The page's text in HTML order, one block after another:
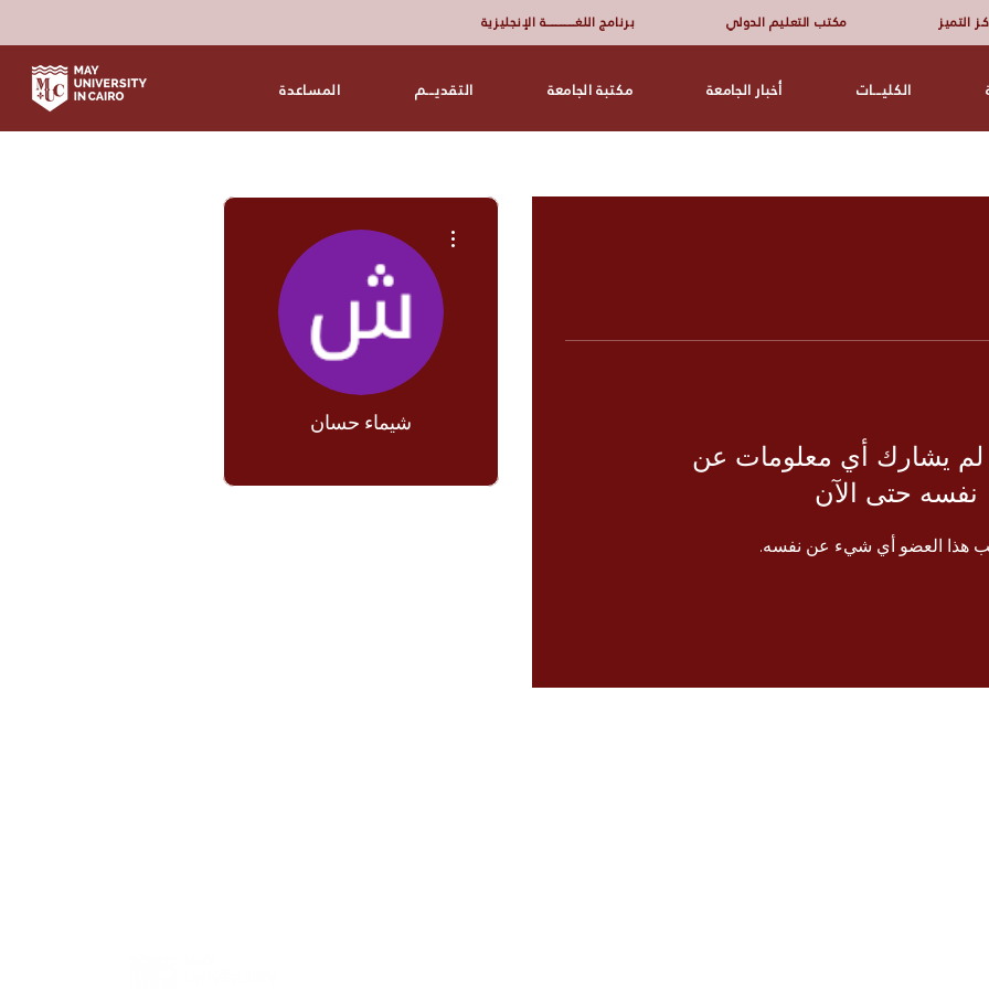
برنامج اللغــــــــــــــــة الإنجليزية مكتب التعليم الدولي التميز
المساعدة التقديـــم مكتبة الجامعة أخبار الجامعة الكليـــات
لم يشارك أي معلومات عن
نفسه حتى الآن
هذا العضو أي شيء عن نفسه.
شيماء حسان